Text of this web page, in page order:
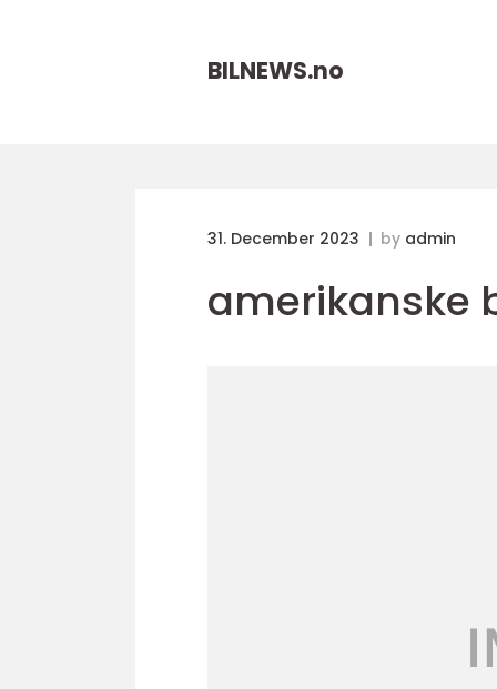
BILNEWS.no
31. December 2023 by admin
amerikanske